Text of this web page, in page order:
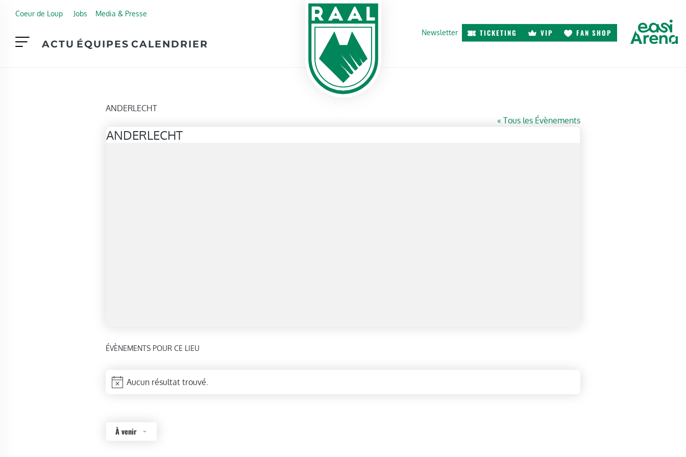
Coeur de Loup Jobs Media & Presse
Newsletter TICKETING VIP FAN SHOP
ACTU ÉQUIPES CALENDRIER
ANDERLECHT
« Tous les Évènements
ANDERLECHT
ÉVÈNEMENTS POUR CE LIEU
Notice
Aucun résultat trouvé.
À venir